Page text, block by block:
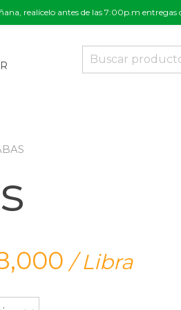
Buscar
por:
/ Libra
realícelo antes de las 7:00p.m entregas